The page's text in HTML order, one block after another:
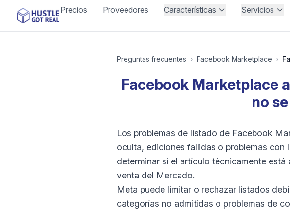
Precios Proveedores Características Servicios
Preguntas frecuentes › Facebook Marketplace ›
Facebook Marketplace
no
Los problemas de listado de Facebook
oculta, ediciones fallidas o problemas con
determinar si el artículo técnicamente
venta del Mercado.
Meta puede limitar o rechazar listados
categorías no admitidas o problemas de